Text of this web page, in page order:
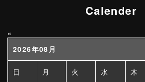
Calender
«
2026年08月
日 月 火 水 木